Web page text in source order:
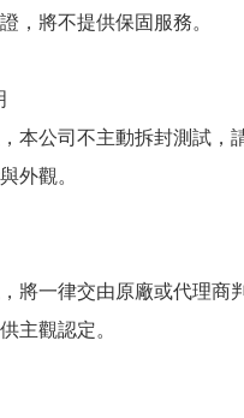
，將不提供保固服務。
本公司不主動拆封測試，
外觀。
將一律交由原廠或代理商
主觀認定。